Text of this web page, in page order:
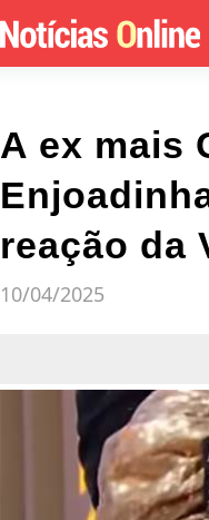
A ex mais
reação da
10/04/2025